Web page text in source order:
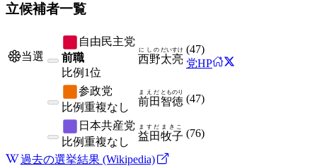
立候補者一覧
当選
自由民主党
前職
比例 1位
西野
にしの
太亮
だいすけ (47)
党HP
参政党
比例重複なし 前田
まえだ
智徳
とものり
(47)
日本共産党
比例重複なし 益田
ますだ
牧子
まきこ
(76)
過去の選挙結果 (Wikipedia)